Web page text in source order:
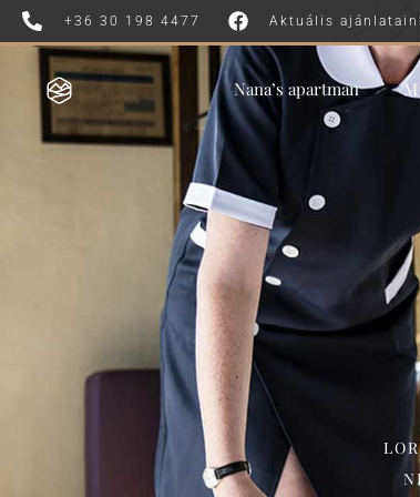
+36 30 198 4477 Aktuális
Nana’s apartman